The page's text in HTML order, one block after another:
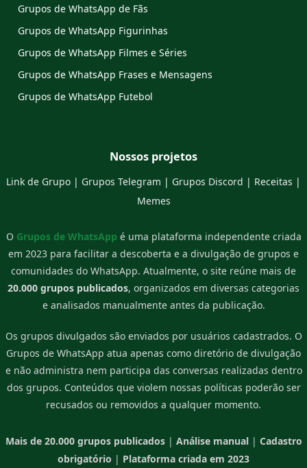
Grupos de WhatsApp de Fãs
Grupos de WhatsApp Figurinhas
Grupos de WhatsApp Filmes e Séries
Grupos de WhatsApp Frases e Mensagens
Grupos de WhatsApp Futebol
Nossos projetos
Link de Grupo | Grupos Telegram | Grupos Discord | Receitas |
Memes
O Grupos de WhatsApp é uma plataforma independente criada
em 2023 para facilitar a descoberta e a divulgação de grupos e
comunidades do WhatsApp. Atualmente, o site reúne mais de
20.000 grupos publicados, organizados em diversas categorias
e analisados manualmente antes da publicação.
Os grupos divulgados são enviados por usuários cadastrados. O
Grupos de WhatsApp atua apenas como diretório de divulgação
e não administra nem participa das conversas realizadas dentro
dos grupos. Conteúdos que violem nossas políticas poderão ser
recusados ou removidos a qualquer momento.
Mais de 20.000 grupos publicados| Análise manual| Cadastro
obrigatório | Plataforma criada em 2023